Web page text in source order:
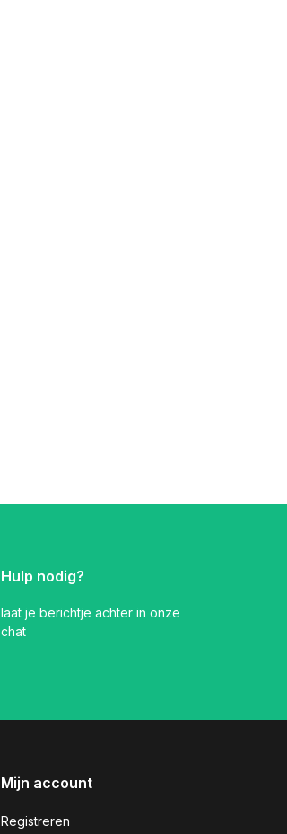
Hulp nodig?
laat je berichtje achter in onze
chat
Mijn account
Registreren